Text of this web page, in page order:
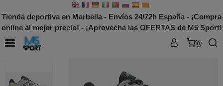
Tienda deportiva en Marbella - Envíos 24/72h España - ¡Compra
online al mejor precio! - ¡Aprovecha las OFERTAS de M5 Sport!
0